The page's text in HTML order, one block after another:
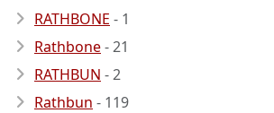
RATHBONE - 1
Rathbone- 21
RATHBUN - 2
Rathbun - 119